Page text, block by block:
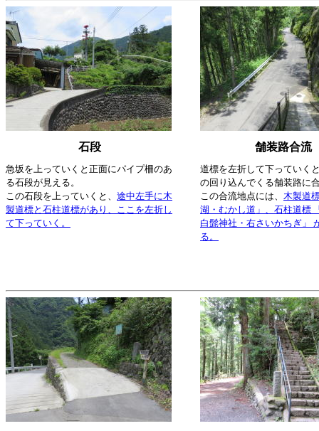
石段 舗装路合流
急坂を上っていくと正面にパイプ柵のあ
る石段が見える。
この石段を上っていくと、 途中左手に木
製道標と石柱道標があり、ここを左折し
て下っていく。
道標を左折して下っていく
の回り込んでくる舗装路に
この合流地点には、 木製道
湖・むかし道」、石柱道標
白髭神社・右さいかちぎ」
る。